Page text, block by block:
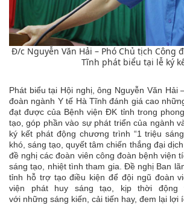
Đ/c Nguyễn Văn Hải – Phó Chủ tịch Công
Tĩnh phát biểu tại lễ ký
Phát biểu tại Hội nghị, ông Nguyễn Văn Hải
đoàn ngành Y tế Hà Tĩnh đánh giá cao
đạt được của Bệnh viện ĐK tỉnh trong
tạo, góp phần vào sự phát triển của ngành
ký kết phát động chương trình “1 triệu
khó, sáng tạo, quyết tâm chiến thắng đại
đề nghị các đoàn viên công đoàn bệnh viện
sáng tạo, nhiệt tình tham gia. Đề nghị Ban
tỉnh hỗ trợ tạo điều kiện để đội ngũ đoàn
viện phát huy sáng tạo, kịp thời động
với những sáng kiến, cải tiến hay, đem lại lợi